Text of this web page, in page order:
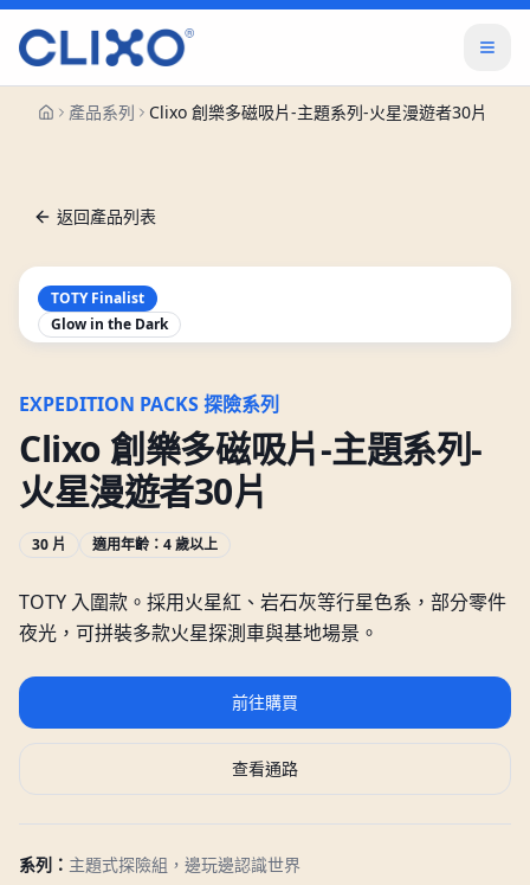
產品系列 Clixo 創樂多磁吸片-主題系列-火星漫遊者30片
返回產品列表
TOTY Finalist
Glow in the Dark
EXPEDITION PACKS 探險系列
Clixo 創樂多磁吸片-主題系列-
火星漫遊者30片
30 片 適用年齡： 4 歲以上
TOTY 入圍款。採用火星紅、岩石灰等行星色系，部分零件
夜光，可拼裝多款火星探測車與基地場景。
前往購買
查看通路
系列： 主題式探險組，邊玩邊認識世界